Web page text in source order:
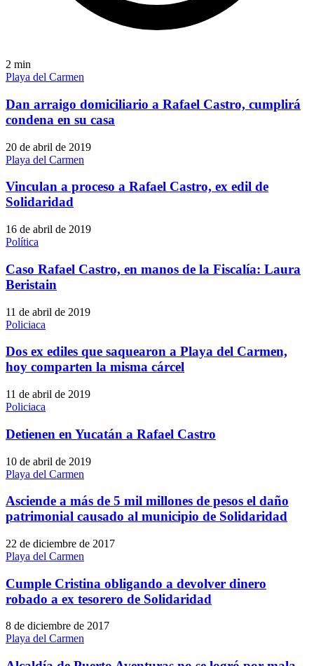
2 min
Playa del Carmen
Dan arraigo domiciliario a Rafael Castro, cumplirá
condena en su casa
20 de abril de 2019
Playa del Carmen
Vinculan a proceso a Rafael Castro, ex edil de
Solidaridad
16 de abril de 2019
Política
Caso Rafael Castro, en manos de la Fiscalía: Laura
Beristain
11 de abril de 2019
Policiaca
Dos ex ediles que saquearon a Playa del Carmen,
hoy comparten la misma cárcel
11 de abril de 2019
Policiaca
Detienen en Yucatán a Rafael Castro
10 de abril de 2019
Playa del Carmen
Asciende a más de 5 mil millones de pesos el daño
patrimonial causado al municipio de Solidaridad
22 de diciembre de 2017
Playa del Carmen
Cumple Cristina obligando a devolver dinero
robado a ex tesorero de Solidaridad
8 de diciembre de 2017
Playa del Carmen